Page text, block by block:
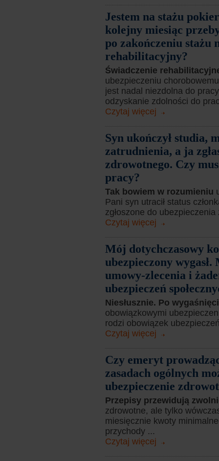
Jestem na stażu
kolejny miesiąc
po zakończeniu stażu
rehabilitacyjny?
Świadczenie
ubezpieczeniu
jest nadal niezdolna do
odzyskanie zdolności do
Czytaj więcej
Syn ukończył studia,
zatrudnienia, a ja
zdrowotnego. Czy
pracy?
Tak bowiem w rozumieniu
Pani syn utracił status
zgłoszone do
Czytaj więcej
Mój dotychczasowy
ubezpieczony
umowy-zlecenia i
ubezpieczeń
Niesłusznie. Po
obowiązkowymi
rodzi obowiązek
Czytaj więcej
Czy emeryt
zasadach ogólnych
ubezpieczenie
Przepisy przewidują
zdrowotne, ale tylko
miesięcznie kwoty
przychody ...
Czytaj więcej